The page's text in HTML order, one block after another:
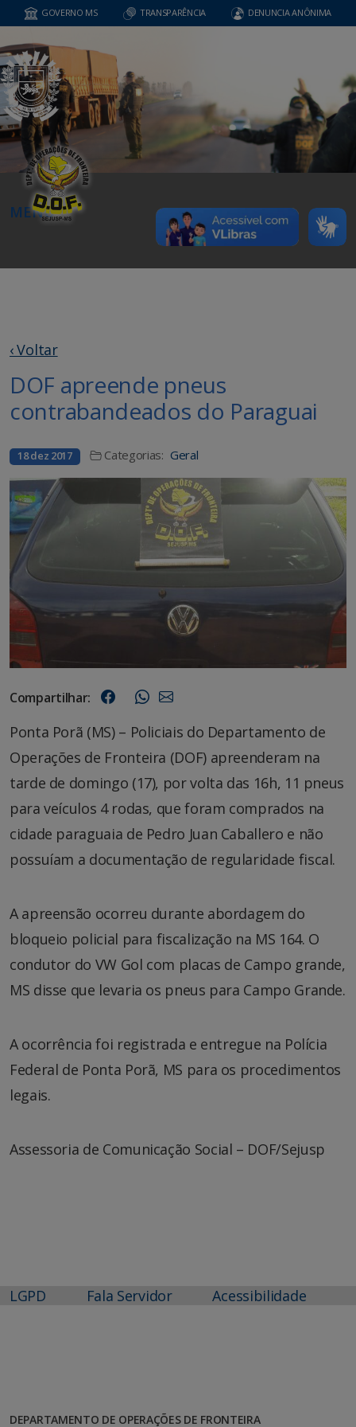
GOVERNO MS TRANSPARÊNCIA DENUNCIA ANÔNIMA
MENU
‹ Voltar
DOF apreende pneus
contrabandeados do Paraguai
18 dez 2017 Categorias: Geral
Compartilhar:
Ponta Porã (MS) – Policiais do Departamento de
Operações de Fronteira (DOF) apreenderam na
tarde de domingo (17), por volta das 16h, 11 pneus
para veículos 4 rodas, que foram comprados na
cidade paraguaia de Pedro Juan Caballero e não
possuíam a documentação de regularidade fiscal.
A apreensão ocorreu durante abordagem do
bloqueio policial para fiscalização na MS 164. O
condutor do VW Gol com placas de Campo grande,
MS disse que levaria os pneus para Campo Grande.
A ocorrência foi registrada e entregue na Polícia
Federal de Ponta Porã, MS para os procedimentos
legais.
Assessoria de Comunicação Social – DOF/Sejusp
LGPD Fala Servidor Acessibilidade
DEPARTAMENTO DE OPERAÇÕES DE FRONTEIRA